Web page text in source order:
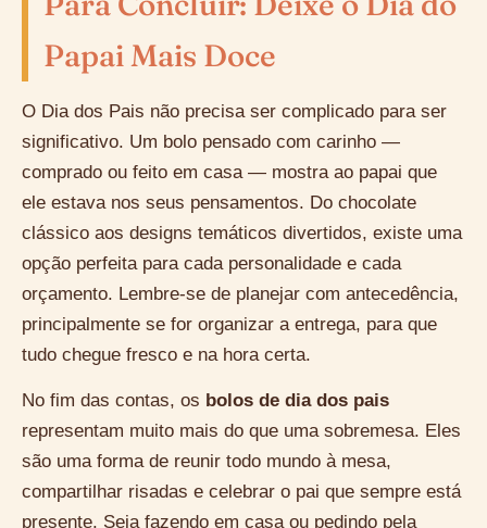
Papai Mais Doce
O Dia dos Pais não precisa ser complicado para ser
significativo. Um bolo pensado com carinho —
comprado ou feito em casa — mostra ao papai que
ele estava nos seus pensamentos. Do chocolate
clássico aos designs temáticos divertidos, existe uma
opção perfeita para cada personalidade e cada
orçamento. Lembre-se de planejar com antecedência,
principalmente se for organizar a entrega, para que
tudo chegue fresco e na hora certa.
No fim das contas, os bolos de dia dos pais
representam muito mais do que uma sobremesa. Eles
são uma forma de reunir todo mundo à mesa,
compartilhar risadas e celebrar o pai que sempre está
presente. Seja fazendo em casa ou pedindo pela